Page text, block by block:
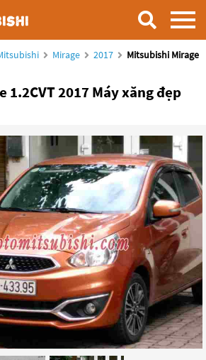
Mirage 2017
Mitsubishi Mirage
1.2CVT 2017 Máy xăng đẹp